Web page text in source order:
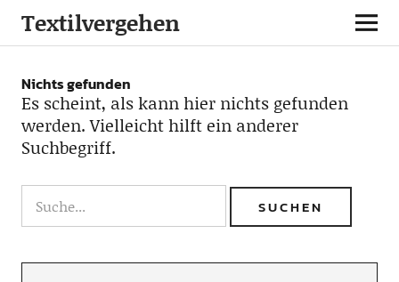
Textilvergehen
Nichts gefunden
Es scheint, als kann hier nichts gefunden
werden. Vielleicht hilft ein anderer
Suchbegriff.